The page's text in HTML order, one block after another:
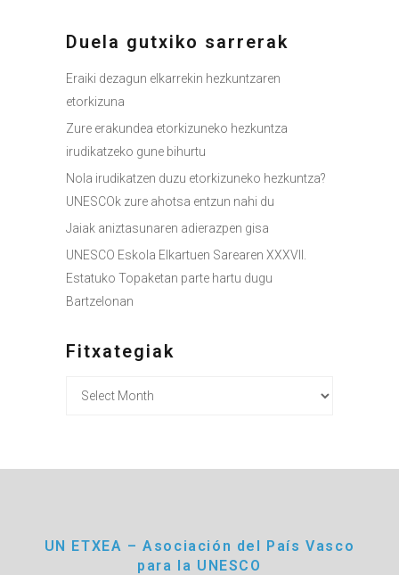
Duela gutxiko sarrerak
Eraiki dezagun elkarrekin hezkuntzaren
etorkizuna
Zure erakundea etorkizuneko hezkuntza
irudikatzeko gune bihurtu
Nola irudikatzen duzu etorkizuneko hezkuntza?
UNESCOk zure ahotsa entzun nahi du
Jaiak aniztasunaren adierazpen gisa
UNESCO Eskola Elkartuen Sarearen XXXVII.
Estatuko Topaketan parte hartu dugu
Bartzelonan
Fitxategiak
UN ETXEA – Asociación del País Vasco
para la UNESCO